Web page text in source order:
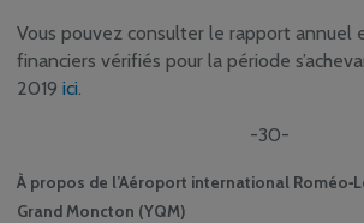
Vous pouvez consulter le rapport annuel
financiers vérifiés pour la période
2019 ici.
-30-
À propos de l’Aéroport international
Grand Moncton (YQM)